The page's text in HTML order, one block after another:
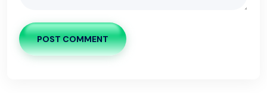
POST COMMENT